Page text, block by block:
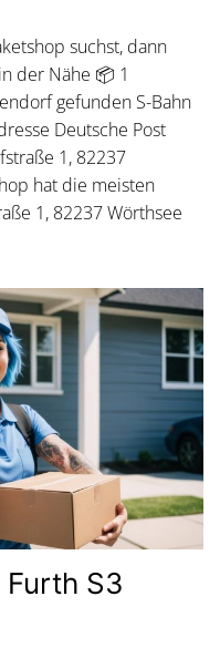
suchst, dann
der Nähe 📦 1
gefunden S-Bahn
Deutsche Post
1, 82237
hat die meisten
1, 82237 Wörthsee
S3